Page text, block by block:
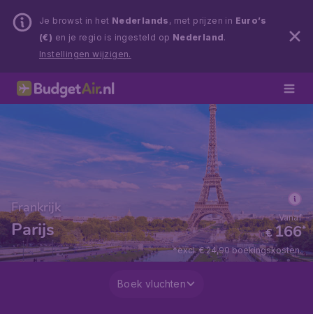
Je browst in het Nederlands , met prijzen in Euro’s
(€) en je regio is ingesteld op Nederland.
Instellingen wijzigen.
Frankrijk
Parijs €166*
Vanaf
*excl. € 24,90 boekingskosten.
Boek vluchten